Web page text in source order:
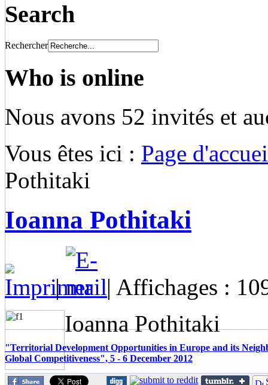
"Territorial Development Opportunities in Europe and its
Global Competitiveness", 5 - 6 December 2012
How to foster Europe’s competitiveness and integration through
Search
Rechercher
Who is online
Nous avons 52 invités et
Vous êtes ici : Page
Pothitaki
Ioanna Pothitaki
|
| Affichages :
Ioanna Pothitaki